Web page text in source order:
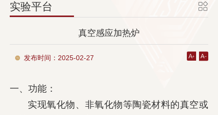
科学研究
人才培养
学生工作
实验平台
真空感应加热炉
发布时间：2025-02-27
一、功能：
实现氧化物、非氧化物等陶瓷材料的真空或